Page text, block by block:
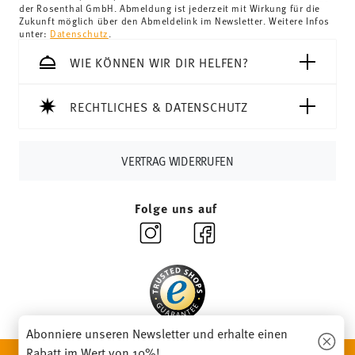
Schweiz:Lieferungen in die Schweiz sind ab 69,90 CHF
versandkostenfrei. Unter einem Bestellwert von 69,90
CHF liegen die Versandkosten bei 36,90 CHF.
sobald Ihr Paket auf die Reise geht.
Lieferzeit innerhalb Deutschlands:3-5 Werktage für
hier einsehen.
der Rosenthal GmbH. Abmeldung ist jederzeit mit Wirkung für die
Zukunft möglich über den Abmeldelink im Newsletter. Weitere Infos
unter: Datenschutz
WIE KÖNNEN WIR DIR HELFEN?
RECHTLICHES & DATENSCHUTZ
VERTRAG WIDERRUFEN
Folge uns auf
Abonniere unseren Newsletter und erhalte einen